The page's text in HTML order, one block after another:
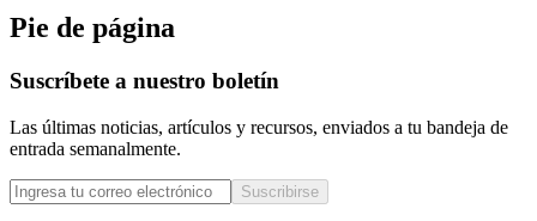
Pie de página
Suscríbete a nuestro boletín
Las últimas noticias, artículos y recursos, enviados a tu bandeja de
entrada semanalmente.
Suscribirse